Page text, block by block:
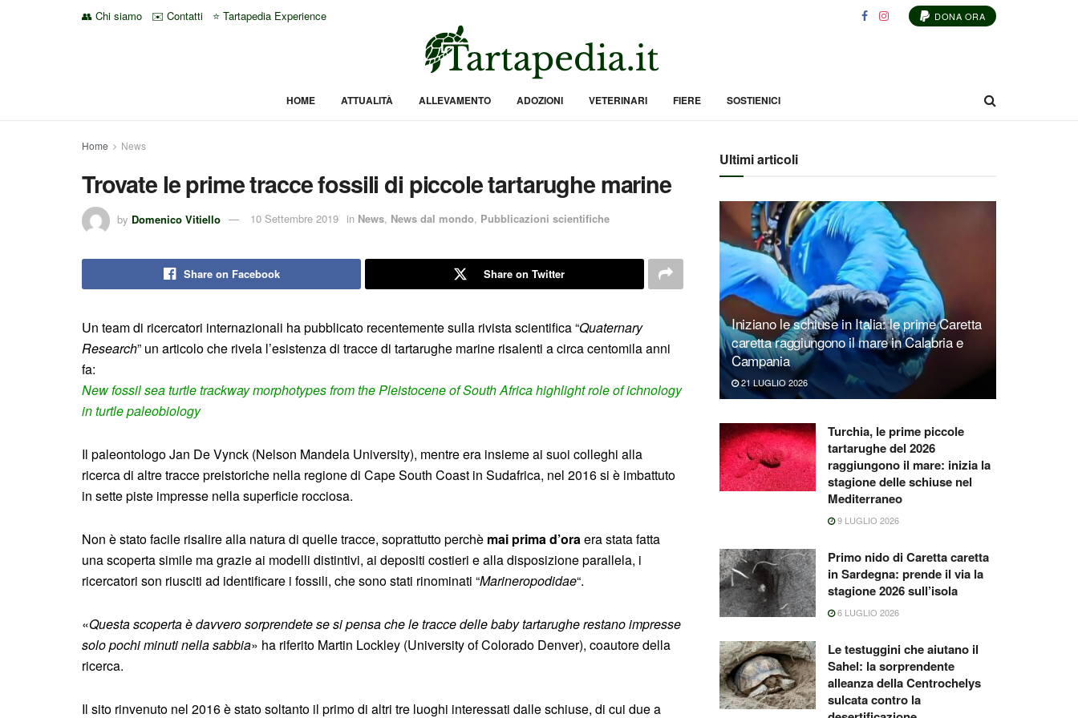
👥 Chi siamo ✉️ Contatti ⭐ Tartapedia Experience DONA ORA
HOME ATTUALITÀ ALLEVAMENTO ADOZIONI VETERINARI FIERE SOSTIENICI
Home News
Trovate le prime tracce fossili di piccole tartarughe marine
by Domenico Vitiello 10 Settembre 2019 in News, News dal mondo, Pubblicazioni scientifiche
Share on Facebook Share on Twitter
Un team di ricercatori internazionali ha pubblicato recentemente sulla rivista scientifica “Quaternary
Research” un articolo che rivela l’esistenza di tracce di tartarughe marine risalenti a circa centomila anni
fa:
New fossil sea turtle trackway morphotypes from the Pleistocene of South Africa highlight role of ichnology
in turtle paleobiology
Il paleontologo Jan De Vynck (Nelson Mandela University), mentre era insieme ai suoi colleghi alla
ricerca di altre tracce preistoriche nella regione di Cape South Coast in Sudafrica, nel 2016 si è imbattuto
in sette piste impresse nella superficie rocciosa.
Non è stato facile risalire alla natura di quelle tracce, soprattutto perchè mai prima d’ora era stata fatta
una scoperta simile ma grazie ai modelli distintivi, ai depositi costieri e alla disposizione parallela, i
ricercatori son riusciti ad identificare i fossili, che sono stati rinominati “Marineropodidae“.
«Questa scoperta è davvero sorprendete se si pensa che le tracce delle baby tartarughe restano impresse
solo pochi minuti nella sabbia» ha riferito Martin Lockley (University of Colorado Denver), coautore della
ricerca.
Il sito rinvenuto nel 2016 è stato soltanto il primo di altri tre luoghi interessati dalle schiuse, di cui due a
Ultimi articoli
Iniziano le schiuse in Italia: le prime Caretta
caretta raggiungono il mare in Calabria e
Campania
21 LUGLIO 2026
Turchia, le prime piccole
tartarughe del 2026
raggiungono il mare: inizia la
stagione delle schiuse nel
Mediterraneo
9 LUGLIO 2026
Primo nido di Caretta caretta
in Sardegna: prende il via la
stagione 2026 sull’isola
6 LUGLIO 2026
Le testuggini che aiutano il
Sahel: la sorprendente
alleanza della Centrochelys
sulcata contro la